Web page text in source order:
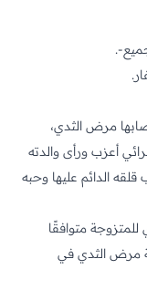
.
مرض الثدي،
أعزب ورأى والدته
الدائم عليها وحبه
متوافقًا
مرض الثدي في